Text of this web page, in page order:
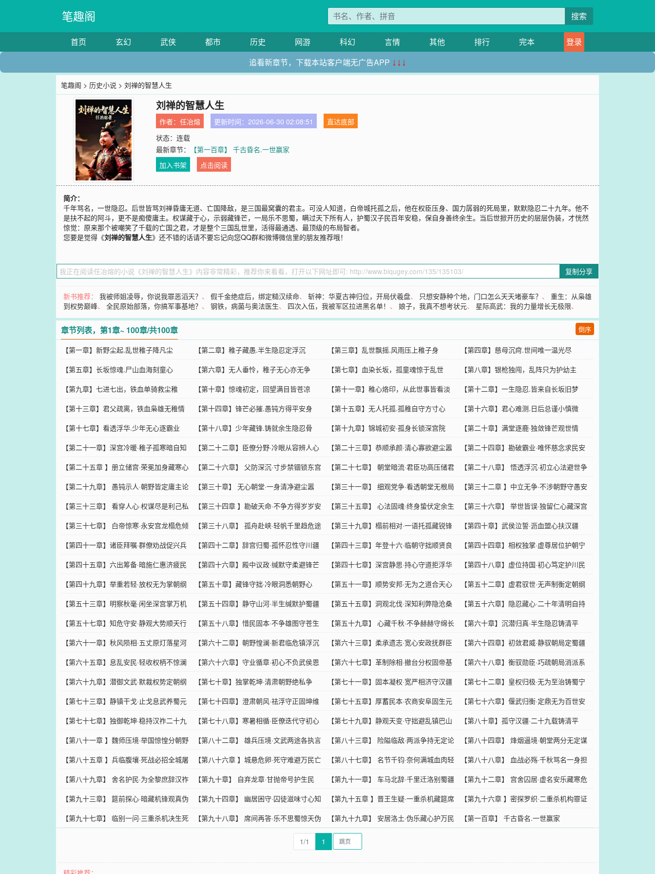
笔趣阁 搜索
首页 玄幻 武侠 都市 历史 网游 科幻 言情 其他 排行 完本
登录
追看新章节，下载本站客户端无广告APP ↓↓↓
笔趣阁 > 历史小说 > 刘禅的智慧人生
刘禅的智慧人生
作者：任冶熔 更新时间：2026-06-30 02:08:51
直达底部
状态：连载
最新章节：
【第一百章】 千古昏名.一世赢家
加入书架
点击阅读
简介：
千年骂名，一世隐忍。后世皆骂刘禅昏庸无道、亡国降敌，是三国最窝囊的君主。可没人知道，白帝城托孤之后，他在权臣压身、国力孱弱的死局里，默默隐忍二十九年。他不
是扶不起的阿斗，更不是痴傻庸主。权谋藏于心，示弱藏锋芒，一局乐不思蜀，瞒过天下所有人，护蜀汉子民百年安稳，保自身善终余生。当后世掀开历史的层层伪装，才恍然
惊觉：原来那个被嘲笑了千载的亡国之君，才是整个三国乱世里，活得最通透、最顶级的布局智者。
您要是觉得《刘禅的智慧人生》还不错的话请不要忘记向您QQ群和微博微信里的朋友推荐哦！
复制分享
新书推荐：我被师姐凌辱，你说我罪恶滔天？ 、假千金绝症后，绑定糙汉续命、斩神：华夏古神归位，开局伏羲盘、 只想安静种个地，门口怎么天天堵豪车？ 、重生：从枭雄
到权势巅峰、全民原始部落，你搞军事基地？ 、钢铁，病菌与奥法医生、 四次入伍，我被军区拉进黑名单！ 、娘子，我真不想考状元、 星际高武：我的力量增长无极限、
章节列表，第1章~ 100章/共100章 倒序
【第一章】新野尘起.乱世稚子降凡尘 【第二章】稚子藏愚.半生隐忍定浮沉 【第三章】乱世飘摇.风雨压上稚子身
【第四章】慈母沉疴.世间唯一温光尽
【第五章】长坂惊魂.尸山血海刻童心
【第六章】无人垂怜，稚子无心亦无争 【第七章】血染长坂，孤童魂惊于乱世
【第八章】银枪独闯，乱阵只为护幼主
【第九章】七进七出，铁血单骑救尘稚
【第十章】惊魂初定，回望满目皆苍凉 【第十一章】稚心烙印，从此世事皆看淡
【第十二章】一生隐忍.皆来自长坂旧梦
【第十三章】君父疏离，铁血枭雄无稚情
【第十四章】锋芒必摧.愚钝方得平安身 【第十五章】无人托孤.孤稚自守方寸心
【第十六章】君心难测.日后总谨小慎微
【第十七章】看透浮华.少年无心逐霸业
【第十八章】少年藏锋.铸就余生隐忍骨 【第十九章】锦城初安·孤身长锁深宫院
【第二十章】满堂逐鹿·独敛锋芒观世情
【第二十一章】深宫冷暖·稚子孤寒暗自知
【第二十二章】臣僚分野·冷眼从容辨人心 【第二十三章】恭顺承颜·清心寡欲避尘嚣
【第二十四章】勘破霸业·唯怀慈念求民安
【第二十五章 】册立储宫·荣冕加身藏寒心
【第二十六章】 父防深沉·寸步禁锢锁东宫 【第二十七章】 朝堂暗流·君臣功高压储君
【第二十八章】 悟透浮沉·初立心法避世争
【第二十九章】 愚钝示人·朝野皆定庸主论
【第三十章】 无心朝堂·一身清净避尘嚣 【第三十一章】 细观党争·看透朝堂无根局
【第三十二章 】中立无争·不涉朝野守愚安
【第三十三章】 看穿人心·权谋尽是利己私
【第三十四章 】勘破天命·不争方得岁岁安 【第三十五章】 心法固魂·终身蛰伏定余生
【第三十六章】 举世皆误·独留仁心藏深宫
【第三十七章】 白帝惊寒·永安宫龙榻危倾
【第三十八章】 孤舟赴峡·轻帆千里趋危途 【第三十九章】榻前相对·一语托孤藏锐锋
【第四十章】武侯泣誓·沥血盟心扶汉疆
【第四十一章】诸臣拜嘱·群僚劝战促兴兵
【第四十二章】辞宫归蜀·孤怀忍性守川疆 【第四十三章】年登十六·临朝守拙顺贤良
【第四十四章】相权独掌·虚尊居位护朝宁
【第四十五章】六出筹备·暗施仁惠济疲民
【第四十六章】殿中议政·缄默守柔避锋芒 【第四十七章】深宫静思·持心守道拒浮华
【第四十八章】虚位持国·初心笃定护川民
【第四十九章】举重若轻·放权无为掌朝纲
【第五十章】藏锋守拙·冷眼洞悉朝野心 【第五十一章】顺势安邦·无为之道合天心
【第五十二章】虚君驭世·无声制衡定朝纲
【第五十三章】明察秋毫·闲坐深宫掌万机
【第五十四章】静守山河·半生缄默护蜀疆 【第五十五章】洞观北伐·深知利弊隐沧桑
【第五十六章】隐忍藏心·二十年清明自持
【第五十七章】知危守安·静观大势顺天行
【第五十八章】惜民固本·不争雄图守苍生 【第五十九章】 心藏千秋·不争赫赫守绵长
【第六十章】沉潜归真·半生隐忍铸清平
【第六十一章】秋风陨相·五丈原灯落星河
【第六十二章】朝野惶澜·新君临危镇浮沉 【第六十三章】柔承遗志·宽心安政抚群臣
【第六十四章】初敛君威·静驭朝局定蜀疆
【第六十五章】息乱安民·轻收权柄不惊澜
【第六十六章】守业循章·初心不负武侯恩 【第六十七章】革制除相·撤台分权固帝基
【第六十八章】衡驭勋臣·巧疏朝局消派系
【第六十九章】潜御文武·默裁权势定朝纲
【第七十章】独掌乾坤·清肃朝野绝私争 【第七十一章】固本凝权·宽严相济守汉疆
【第七十二章】皇权归极·无为至治铸蜀宁
【第七十三章】静镇干戈·止戈息武养蜀元
【第七十四章】澄肃朝风·祛浮守正固坤维 【第七十五章】厚蓄民本·农商安阜固生元
【第七十六章】偃武归衡·定鼎无为百世安
【第七十七章】独御乾坤·稳持汉祚二十九
【第七十八章】寒暑相循·臣僚迭代守初心 【第七十九章】静观天变·守拙避乱镇巴山
【第八十章】孤守汉疆·二十九载铸清平
【第八十一章 】魏师压境·举国惊惶分朝野
【第八十二章】 雄兵压境·文武两途各执言 【第八十三章】 险隘临敌·两派争持无定论
【第八十四章】 烽烟逼境·朝堂两分无定谋
【第八十五章 】兵临腹壤·死战必招全城屠
【第八十六章 】城悬危卵·死守难避万民亡 【第八十七章】 名节千钧·奈何满城血肉轻
【第八十八章】 血战必殇·千秋骂名一身担
【第八十九章】 舍名护民·为全黎庶辞汉祚
【第九十章】 自弃龙章·甘抛帝号护生民 【第九十一章】 车马北辞·千里迁洛别蜀疆
【第九十二章】 宫舍囚居·虚名安乐藏寒危
【第九十三章】 筵前探心·暗藏机锋观真伪
【第九十四章】 幽居困守·囚徒滋味寸心知 【第九十五章 】晋王生疑·一重杀机藏筵席
【第九十六章 】密探罗织·二重杀机构罪证
【第九十七章】 临别一问·三重杀机决生死
【第九十八章】 席间再答·乐不思蜀惊天伪
【第九十九章】 安居洛土·伪乐藏心护万民 【第一百章】 千古昏名.一世赢家
1/1 1